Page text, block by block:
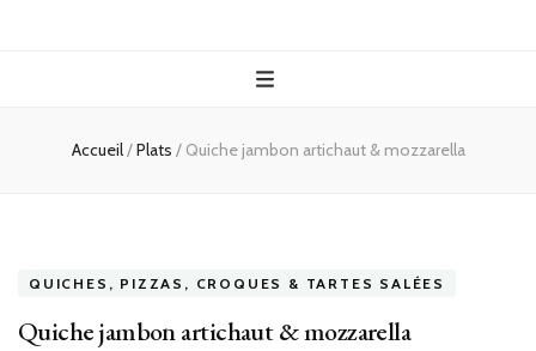
Serviettes
Accueil/Plats / Quiche jambon artichaut & mozzarella
QUICHES, PIZZAS, CROQUES & TARTES SALÉES
Quiche jambon artichaut & mozzarella